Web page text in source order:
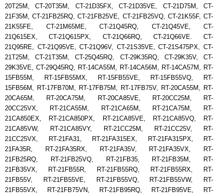
20T25M, CT-20T35M, CT-21D35FX, CT-21D35VE, CT-21D75M, CT-
21F35M, CT-21FB25RQ, CT-21FB25VE, CT-21FB25VQ, CT-21K55F, CT-
21K55FE, CT-21M65ME, CT-21Q45RQ, CT-21Q45VE, CT-
21Q615EX, CT-21Q615PX, CT-21Q66RQ, CT-21Q66VE. CT-
21Q95RE, CT-21Q95VE, CT-21Q96V, CT-21S35VE, CT-21S475PX, CT-
21T25M, CT-21T35M, CT-25Q45RQ, CT-29K35RQ, CT-29K35V, CT-
29K35VE, CT-29Q45RQ, RT-14CA55M, RT-14CA56M, RT-14CA57M, RT-
15FB55M, RT-15FB55MX, RT-15FB55VE, RT-15FB55VQ, RT-
15FB56M, RT-17FB70M, RT-17FB75M, RT-17FB75V, RT-20CA55M, RT-
20CA65M, RT-20CA75M, RT-20CA85VE, RT-20CC25M, RT-
20CC25VX, RT-21CA55M, RT-21CA65M, RT-21CA75M, RT-
21CA850EX, RT-21CA850PX, RT-21CA85VE, RT-21CA85VQ, RT-
21CA85VW, RT-21CA85VY, RT-21CC25M, RT-21CC25V, RT-
21CC25VX, RT-21FA31, RT-21FA315EX, RT-21FA315PX, RT-
21FA35R, RT-21FA35RX, RT-21FA35V, RT-21FA35VX, RT-
21FB25RQ, RT-21FB25VQ, RT-21FB35, RT-21FB35M, RT-
21FB35VX, RT-21FB55R, RT-21FB55RQ, RT-21FB55RX, RT-
21FB55V, RT-21FB55VE, RT-21FB55VQ, RT-21FB55VW, RT-
21FB55VX, RT-21FB75VN, RT-21FB95RQ, RT-21FB95VE, RT-